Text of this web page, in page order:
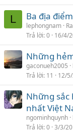
L Ba địa
lephongnam
Trả lời 0 16/4/
Những
gaconueh2005
Trả lời 11 12/
Những sắc
nhất Việt
ngominhquynh
Trả lời 0 3/3/